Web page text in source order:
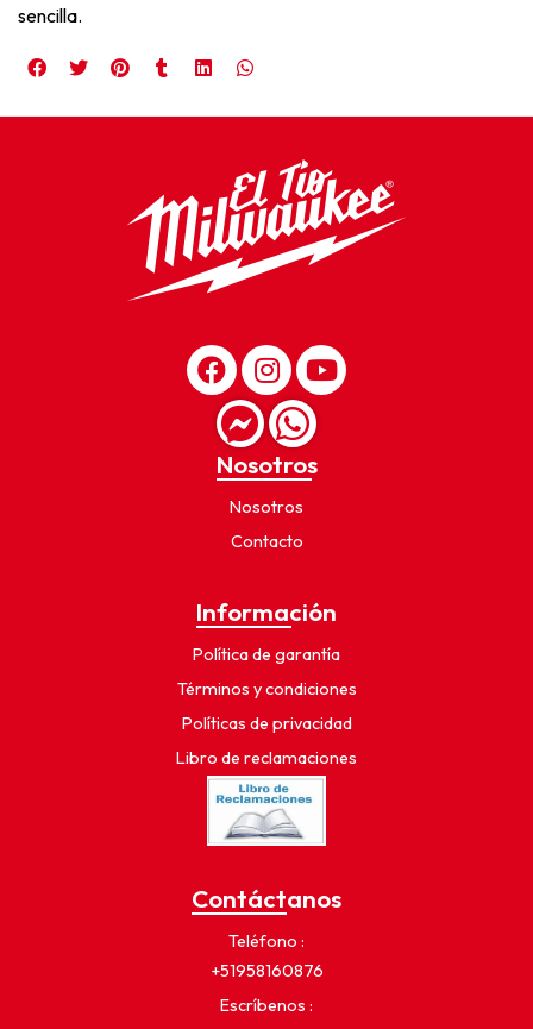
sencilla.
Nosotros
Nosotros
Contacto
Información
Política de garantía
Términos y condiciones
Políticas de privacidad
Libro de reclamaciones
Contáctanos
Teléfono
+51958160876
Escríbenos